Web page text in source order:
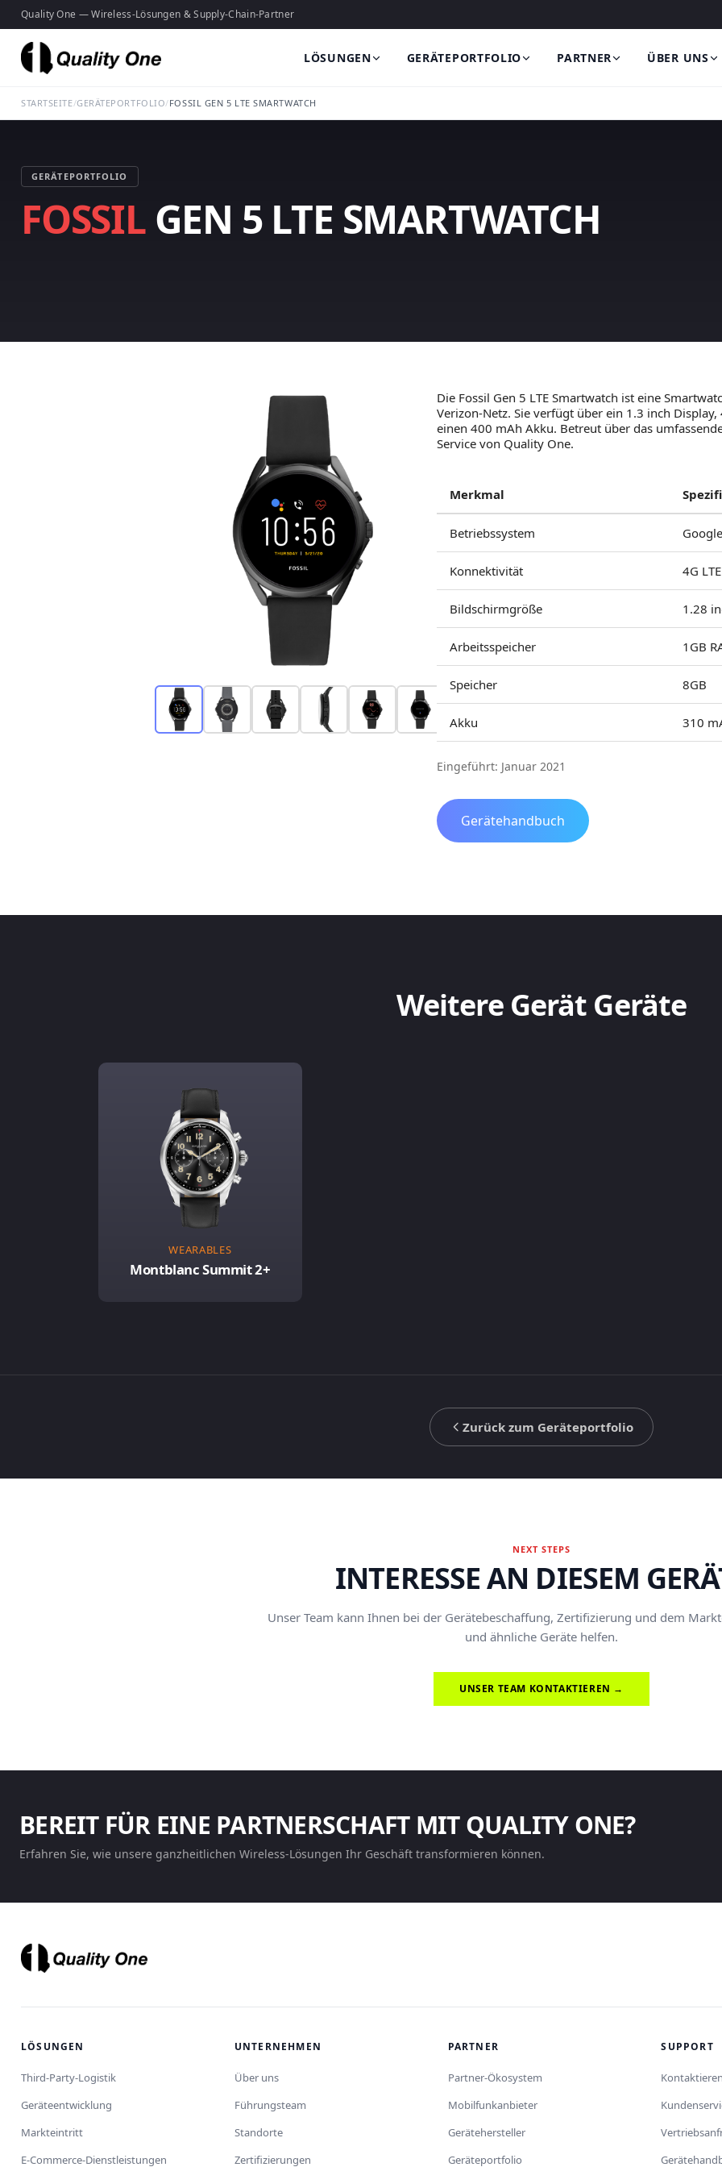
Quality One — Wireless-Lösungen & Supply-Chain-Partner
LÖSUNGEN GERÄTEPORTFOLIO PARTNER ÜBER UNS
STARTSEITE/GERÄTEPORTFOLIO/FOSSIL GEN 5 LTE SMARTWATCH
GERÄTEPORTFOLIO
FOSSILGEN 5 LTE SMARTWATCH
Die Fossil Gen 5 LTE Smartwatch ist eine
Verizon-Netz. Sie verfügt über ein 1.3 inch
einen 400 mAh Akku. Betreut über das
Service von Quality One.
Merkmal
Betriebssystem
Konnektivität 4G LTE
Bildschirmgröße 1.28
Arbeitsspeicher 1GB
Speicher 8GB
Akku 310
Eingeführt: Januar 2021
Gerätehandbuch
Weitere Gerät Geräte
WEARABLES
Montblanc Summit 2+
Zurück zum Geräteportfolio
NEXT STEPS
INTERESSE AN DIESEM
Unser Team kann Ihnen bei der Gerätebeschaffung, Zertifizierung und dem
und ähnliche Geräte helfen.
UNSER TEAM KONTAKTIEREN →
BEREIT FÜR EINE PARTNERSCHAFT MIT QUALITY ONE?
Erfahren Sie, wie unsere ganzheitlichen Wireless-Lösungen Ihr Geschäft transformieren können.
LÖSUNGEN
Third-Party-Logistik
Geräteentwicklung
Markteintritt
E-Commerce-Dienstleistungen
UNTERNEHMEN
Über uns
Führungsteam
Standorte
Zertifizierungen
PARTNER
Partner-Ökosystem
Mobilfunkanbieter
Gerätehersteller
Geräteportfolio
SUPPORT